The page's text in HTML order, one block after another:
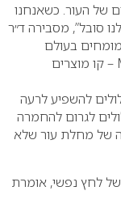
של העור. כשאנחנו
סובל”, מסבירה ד״ר
בעולם
בתחום הצערת העור ומפתחת סדרת MAHUT – קו מוצרים
להשפיע לרעה
לגרום להחמרה
של מחלת עור שלא
לחץ נפשי, אומרת